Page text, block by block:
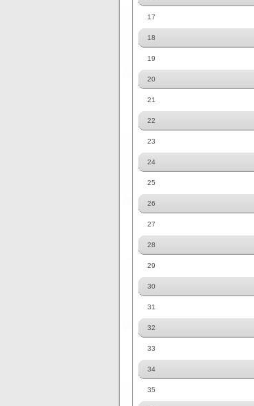
17
18
19
20
21
22
23
24
25
26
27
28
29
30
31
32
33
34
35